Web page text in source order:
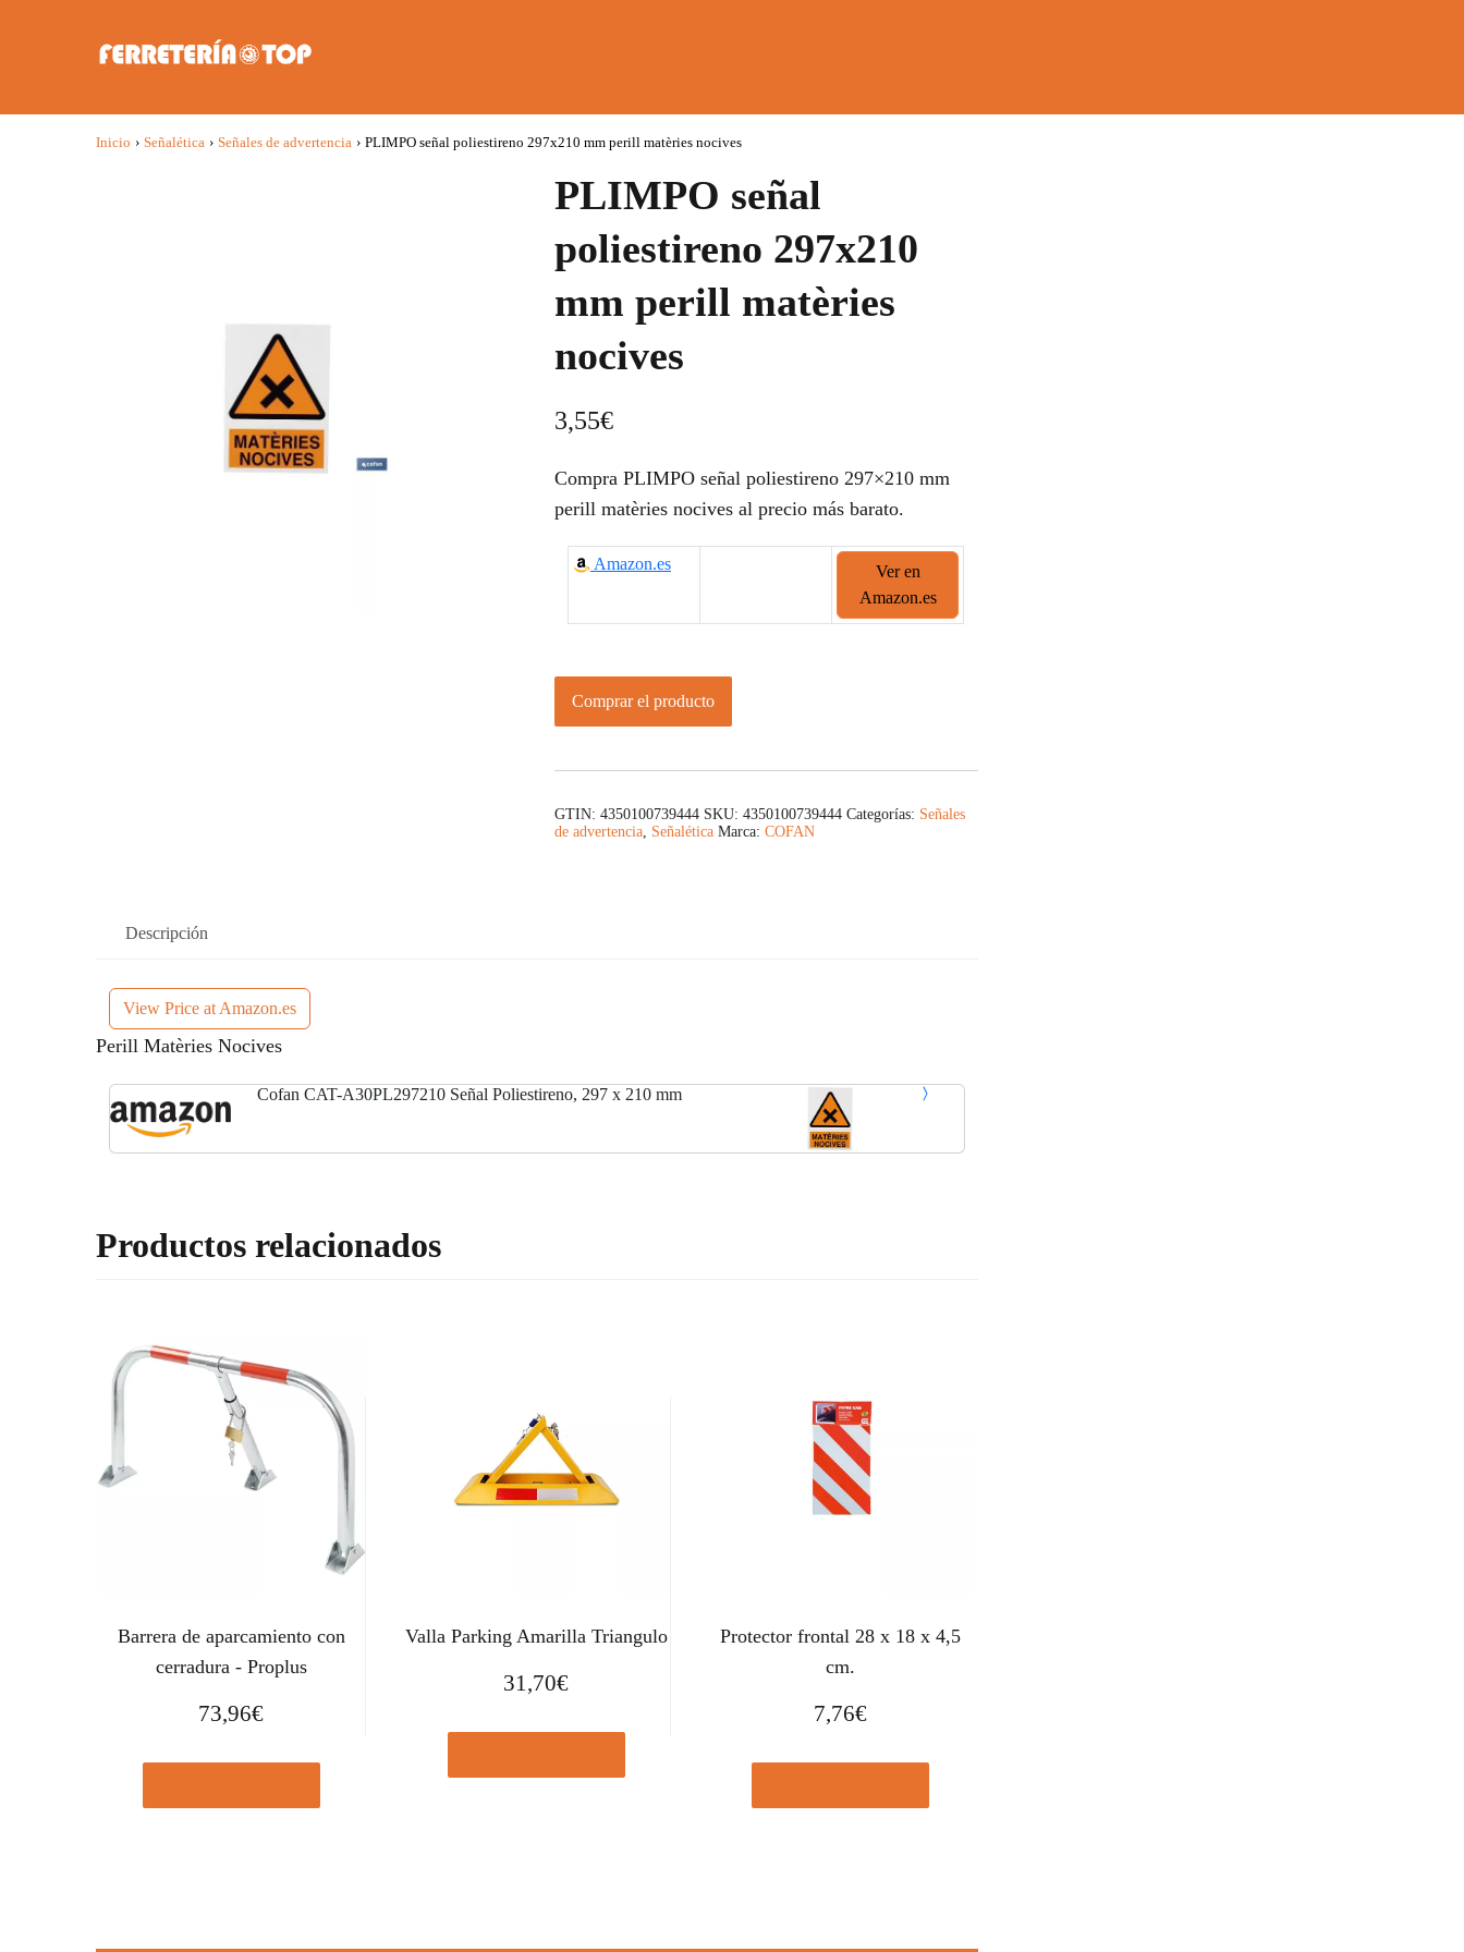
Inicio › Señalética › Señales de advertencia › PLIMPO señal poliestireno 297x210 mm perill matèries nocives
PLIMPO señal
poliestireno 297x210
mm perill matèries
nocives
3,55€
Compra PLIMPO señal poliestireno 297×210 mm
perill matèries nocives al precio más barato.
Amazon.es
Ver en
Amazon.es
Comprar el producto
GTIN: 4350100739444 SKU: 4350100739444 Categorías: Señales
de advertencia, Señalética Marca: COFAN
Descripción
View Price at Amazon.es
Perill Matèries Nocives
Cofan CAT-A30PL297210 Señal Poliestireno, 297 x 210 mm
Productos relacionados
Barrera de aparcamiento con
cerradura - Proplus
73,96€
Valla Parking Amarilla Triangulo
31,70€
Protector frontal 28 x 18 x 4,5
cm.
7,76€